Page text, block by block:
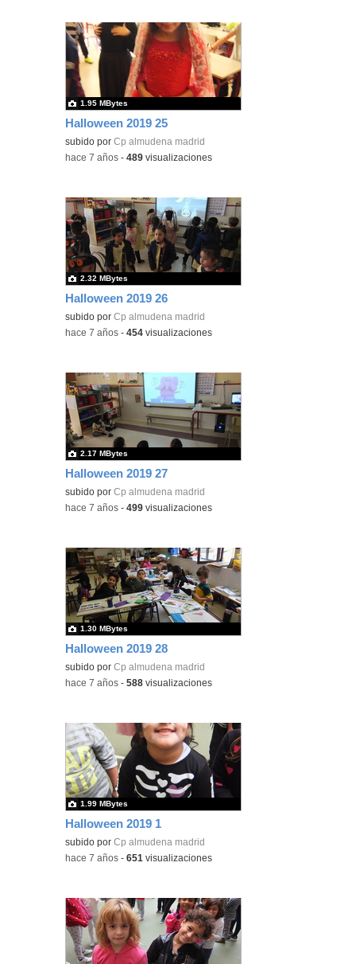
Halloween 2019 25
subido porCp almudena madrid
1.95 MBytes
-hace 7 años -489 visualizaciones
Halloween 2019 26
subido porCp almudena madrid
2.32 MBytes
-hace 7 años -454 visualizaciones
Halloween 2019 27
subido porCp almudena madrid
2.17 MBytes
-hace 7 años -499 visualizaciones
Halloween 2019 28
subido porCp almudena madrid
1.30 MBytes
-hace 7 años -588 visualizaciones
Halloween 2019 1
subido porCp almudena madrid
1.99 MBytes
-hace 7 años -651 visualizaciones